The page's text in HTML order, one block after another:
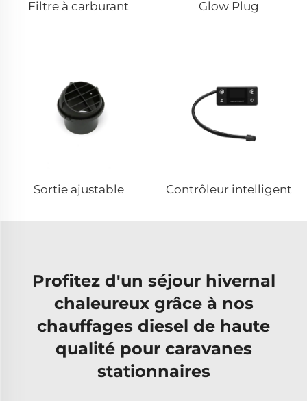
Filtre à carburant Glow Plug
Sortie ajustable Contrôleur intelligent
Profitez d'un séjour hivernal
chaleureux grâce à nos
chauffages diesel de haute
qualité pour caravanes
stationnaires